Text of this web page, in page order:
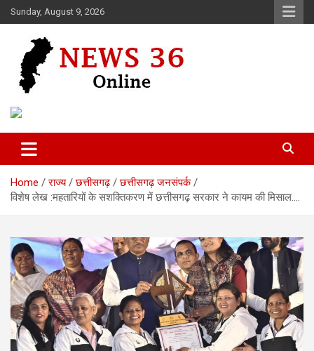
Skip
to
Sunday, August 9, 2026
News 36
Home राज्य छत्तीसगढ़
छत्तीसगढ़ जनसंपर्क
विशेष लेख :महतारियों के सशक्तिकरण में छत्तीसगढ़ सरकार ने कायम की मिसाल….